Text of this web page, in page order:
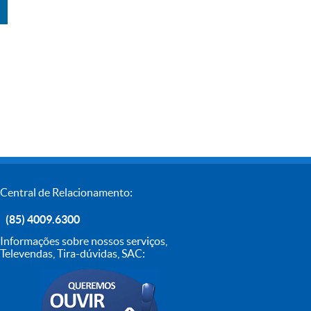
Central de Relacionamento:
(85) 4009.6300
Informações sobre nossos serviços,
Televendas, Tira-dúvidas, SAC: